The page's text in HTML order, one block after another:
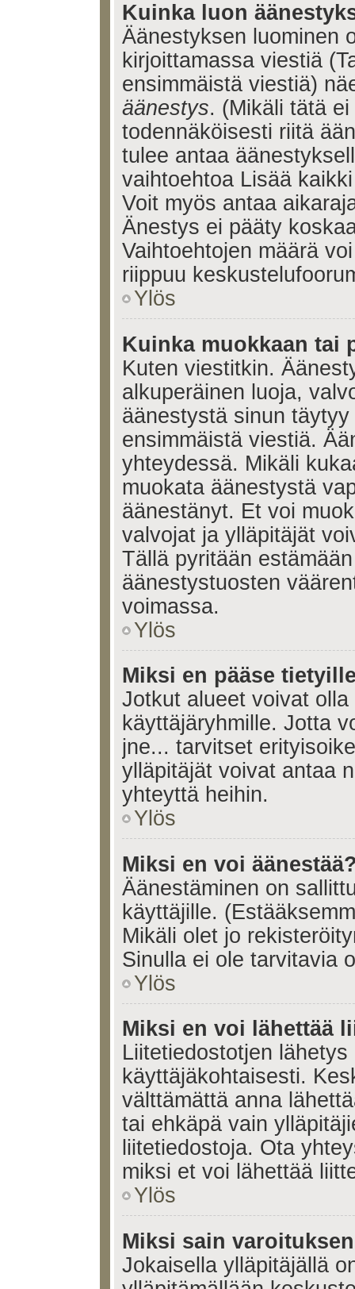
Kuinka luon
Äänestyksen luominen
kirjoittamassa viestiä
ensimmäistä viestiä)
äänestys. (Mikäli tätä
todennäköisesti riitä
tulee antaa
vaihtoehtoa Lisää
Voit myös antaa
Änestys ei pääty
Vaihtoehtojen määrä
riippuu
Ylös
Kuinka muokkaan tai
Kuten viestitkin.
alkuperäinen luoja,
äänestystä sinun
ensimmäistä viestiä.
yhteydessä. Mikäli
muokata äänestystä
äänestänyt. Et voi
valvojat ja ylläpitäjät
Tällä pyritään
äänestystuosten
voimassa.
Ylös
Miksi en pääse
Jotkut alueet voivat
käyttäjäryhmille. Jotta
jne... tarvitset
ylläpitäjät voivat antaa
yhteyttä heihin.
Ylös
Miksi en voi
Äänestäminen on
käyttäjille.
Mikäli olet jo
Sinulla ei ole tarvitavia
Ylös
Miksi en voi lähettää
Liitetiedostotjen
käyttäjäkohtaisesti.
välttämättä anna
tai ehkäpä vain
liitetiedostoja. Ota
miksi et voi lähettää
Ylös
Miksi sain
Jokaisella ylläpitäjällä